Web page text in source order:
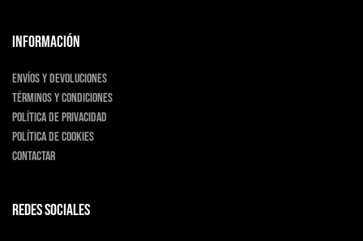
INFORMACIÓN
Envíos y devoluciones
Términos y condiciones
Política de privacidad
Política de cookies
Contactar
Redes sociales